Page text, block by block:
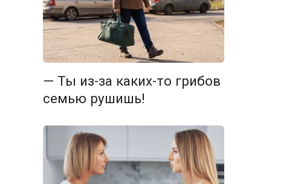
— Ты из-за каких-то грибов
семью рушишь!